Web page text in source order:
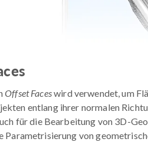
Offset Faceswird verwendet, um
entlang ihrer normalen
für die Bearbeitung von 3D-
Parametrisierung von